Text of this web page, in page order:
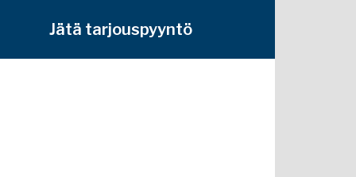
Jätä tarjouspyyntö